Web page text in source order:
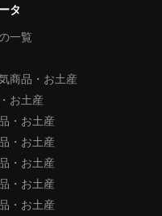
タ
一覧
商品・お土産
お土産
・お土産
・お土産
・お土産
・お土産
・お土産